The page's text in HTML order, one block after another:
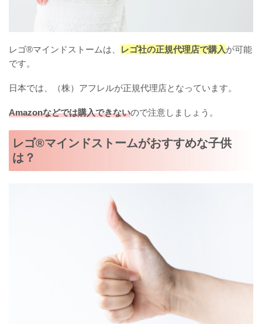
レゴ®マインドストームは、 レゴ社の正規代理店で購入が可能
です。
日本では、（株）アフレルが正規代理店となっています。
Amazonなどでは購入できないので注意しましょう。
レゴ®マインドストームがおすすめな子供
は？